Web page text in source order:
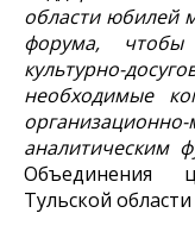
области юбилей
форума, чтобы
культурно-
необходимые
аналитическим
Объединения
Тульской области